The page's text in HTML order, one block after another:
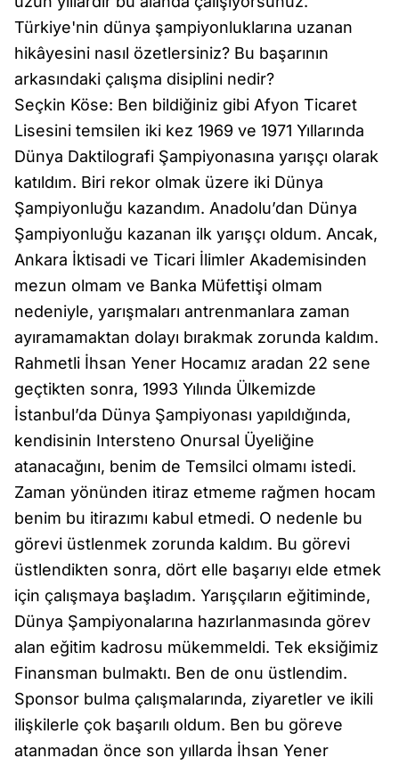
Türkiye'nin dünya şampiyonluklarına uzanan
hikâyesini nasıl özetlersiniz? Bu başarının
arkasındaki çalışma disiplini nedir?
Seçkin Köse: Ben bildiğiniz gibi Afyon Ticaret
Lisesini temsilen iki kez 1969 ve 1971 Yıllarında
Dünya Daktilografi Şampiyonasına yarışçı olarak
katıldım. Biri rekor olmak üzere iki Dünya
Şampiyonluğu kazandım. Anadolu’dan Dünya
Şampiyonluğu kazanan ilk yarışçı oldum. Ancak,
Ankara İktisadi ve Ticari İlimler Akademisinden
mezun olmam ve Banka Müfettişi olmam
nedeniyle, yarışmaları antrenmanlara zaman
ayıramamaktan dolayı bırakmak zorunda kaldım.
Rahmetli İhsan Yener Hocamız aradan 22 sene
geçtikten sonra, 1993 Yılında Ülkemizde
İstanbul’da Dünya Şampiyonası yapıldığında,
kendisinin Intersteno Onursal Üyeliğine
atanacağını, benim de Temsilci olmamı istedi.
Zaman yönünden itiraz etmeme rağmen hocam
benim bu itirazımı kabul etmedi. O nedenle bu
görevi üstlenmek zorunda kaldım. Bu görevi
üstlendikten sonra, dört elle başarıyı elde etmek
için çalışmaya başladım. Yarışçıların eğitiminde,
Dünya Şampiyonalarına hazırlanmasında görev
alan eğitim kadrosu mükemmeldi. Tek eksiğimiz
Finansman bulmaktı. Ben de onu üstlendim.
Sponsor bulma çalışmalarında, ziyaretler ve ikili
ilişkilerle çok başarılı oldum. Ben bu göreve
atanmadan önce son yıllarda İhsan Yener